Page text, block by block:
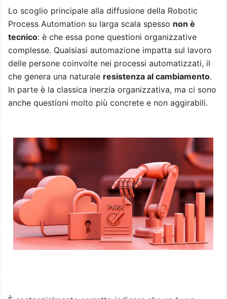
Lo scoglio principale alla diffusione della Robotic
Process Automation su larga scala spesso non è
tecnico: è che essa pone questioni organizzative
complesse. Qualsiasi automazione impatta sul lavoro
delle persone coinvolte nei processi automatizzati, il
che genera una naturale resistenza al cambiamento.
In parte è la classica inerzia organizzativa, ma ci sono
anche questioni molto più concrete e non aggirabili.